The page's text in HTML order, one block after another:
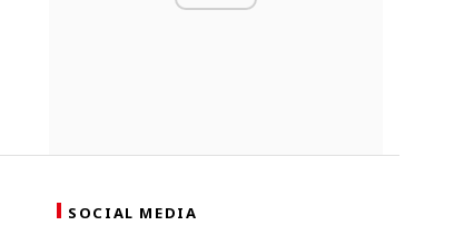
SOCIAL MEDIA